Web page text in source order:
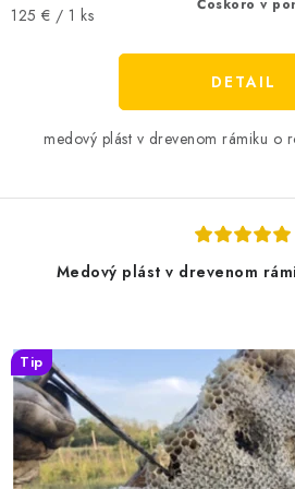
Čoskoro v
Jednotková
125 € / 1 ks
DETAIL
medový plást v drevenom rámiku o
Medový plást v drevenom
Tip